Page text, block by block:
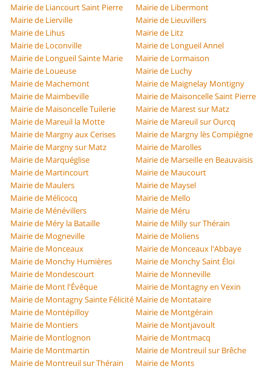
Mairie de Liancourt Saint Pierre
Mairie de Libermont
Mairie de Lierville
Mairie de Lieuvillers
Mairie de Lihus
Mairie de Litz
Mairie de Loconville
Mairie de Longueil Annel
Mairie de Longueil Sainte Marie
Mairie de Lormaison
Mairie de Loueuse
Mairie de Luchy
Mairie de Machemont
Mairie de Maignelay Montigny
Mairie de Maimbeville
Mairie de Maisoncelle Saint Pierre
Mairie de Maisoncelle Tuilerie
Mairie de Marest sur Matz
Mairie de Mareuil la Motte
Mairie de Mareuil sur Ourcq
Mairie de Margny aux Cerises
Mairie de Margny lès Compiègne
Mairie de Margny sur Matz
Mairie de Marolles
Mairie de Marquéglise
Mairie de Marseille en Beauvaisis
Mairie de Martincourt
Mairie de Maucourt
Mairie de Maulers
Mairie de Maysel
Mairie de Mélicocq
Mairie de Mello
Mairie de Ménévillers
Mairie de Méru
Mairie de Méry la Bataille
Mairie de Milly sur Thérain
Mairie de Mogneville
Mairie de Moliens
Mairie de Monceaux
Mairie de Monceaux l'Abbaye
Mairie de Monchy Humières
Mairie de Monchy Saint Éloi
Mairie de Mondescourt
Mairie de Monneville
Mairie de Mont l'Évêque
Mairie de Montagny en Vexin
Mairie de Montagny Sainte Félicité Mairie de Montataire
Mairie de Montépilloy
Mairie de Montgérain
Mairie de Montiers
Mairie de Montjavoult
Mairie de Montlognon
Mairie de Montmacq
Mairie de Montmartin
Mairie de Montreuil sur Brêche
Mairie de Montreuil sur Thérain
Mairie de Monts